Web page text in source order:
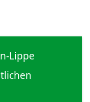
Lippe